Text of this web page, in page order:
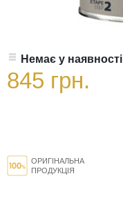
Немає у наявності
845 грн.
ОРИГІНАЛЬНА
ПРОДУКЦІЯ